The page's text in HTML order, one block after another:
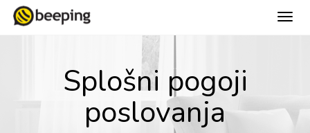
Splošni pogoji
poslovanja